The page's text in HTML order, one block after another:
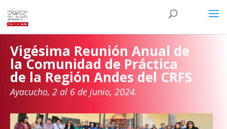
Vigésima Reunión Anual de
la Comunidad de Práctica
de la Región Andes del CRFS
Ayacucho, 2 al 6 de junio, 2024.